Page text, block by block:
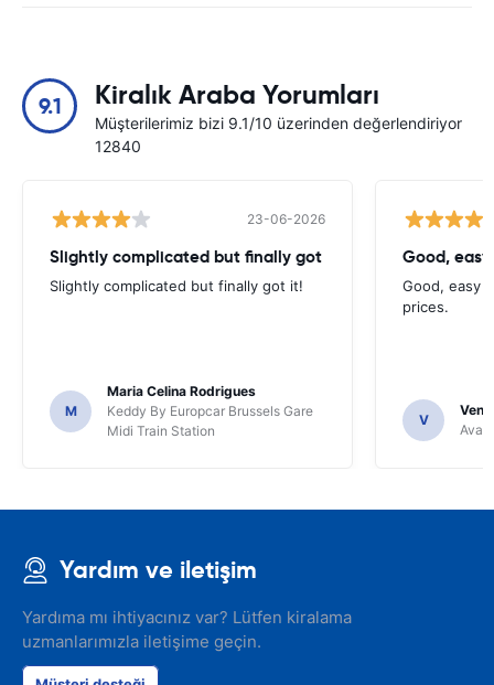
9.1 Kiralık Araba Yorumları
Müşterilerimiz bizi 9.1/10 üzerinden değerlendiriyor
12840
23-06-2026
Slightly complicated but finally got
Slightly complicated but finally got it!
M
Maria Celina Rodrigues
Keddy By Europcar Brussels Gare
Midi Train Station
Good,
Good, easy
prices.
V
Yardım ve iletişim
Yardıma mı ihtiyacınız var? Lütfen kiralama
uzmanlarımızla iletişime geçin.